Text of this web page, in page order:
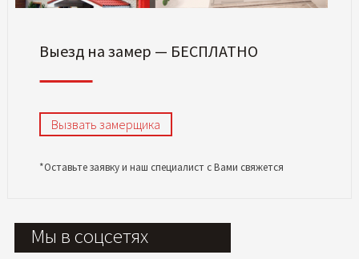
Выезд на замер — БЕСПЛАТНО
Вызвать замерщика
*Оставьте заявку и наш специалист с Вами свяжется
Мы в соцсетях